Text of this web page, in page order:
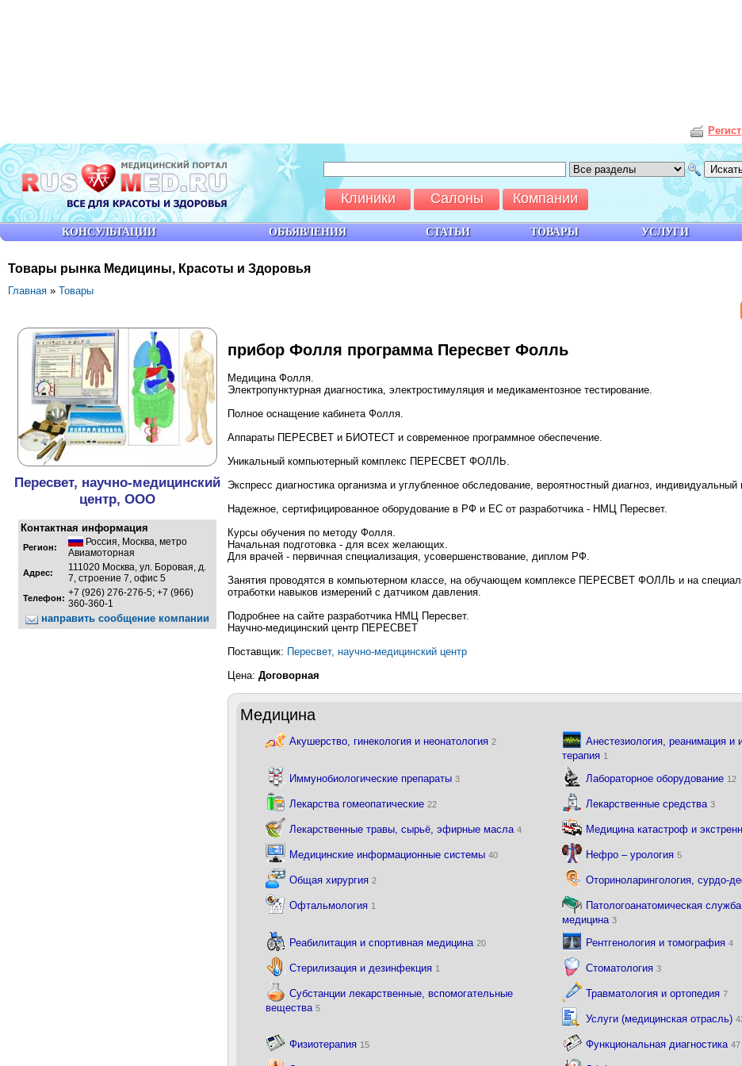
Товары рынка Медицины, Красоты и Здоровья
Главная » Товары
Пересвет, научно-медицинский
центр, ООО
Контактная информация
Регион: Россия, Москва, метро
Авиамоторная
Адрес:
111020 Москва, ул. Боровая, д.
7, строение 7, офис 5
Телефон: +7 (926) 276-276-5; +7 (966)
360-360-1
направить сообщение компании
прибор Фолля программа Пересвет Фолль
Медицина Фолля.
Электропунктурная диагностика, электростимуляция и медикаментозное тестирование.
Полное оснащение кабинета Фолля.
Аппараты ПЕРЕСВЕТ и БИОТЕСТ и современное программное обеспечение.
Уникальный компьютерный комплекс ПЕРЕСВЕТ ФОЛЛЬ.
Экспресс диагностика организма и углубленное обследование, вероятностный диагноз, индивидуальный
Надежное, сертифицированное оборудование в РФ и ЕС от разработчика - НМЦ Пересвет.
Курсы обучения по методу Фолля.
Начальная подготовка - для всех желающих.
Для врачей - первичная специализация, усовершенствование, диплом РФ.
Занятия проводятся в компьютерном классе, на обучающем комплексе ПЕРЕСВЕТ ФОЛЛЬ и на
отработки навыков измерений с датчиком давления.
Подробнее на сайте разработчика НМЦ Пересвет.
Научно-медицинский центр ПЕРЕСВЕТ
Поставщик: Пересвет, научно-медицинский центр
Цена: Договорная
Медицина
Акушерство, гинекология и неонатология 2
Анестезиология, реанимация и
терапия 1
Иммунобиологические препараты 3 Лабораторное оборудование 12
Лекарства гомеопатические 22 Лекарственные средства3
Лекарственные травы, сырьё, эфирные масла 4 Медицина катастроф и
Медицинские информационные системы 40 Нефро – урология5
Общая хирургия 2 Оториноларингология, сурдо-
Офтальмология 1
Патологоанатомическая
медицина3
Реабилитация и спортивная медицина 20 Рентгенология и томография4
Стерилизация и дезинфекция 1 Стоматология3
Субстанции лекарственные, вспомогательные
вещества 5
Травматология и ортопедия7
Услуги (медицинская отрасль)
Физиотерапия 15 Функциональная диагностика47
КОНСУЛЬТАЦИИ ОБЪЯВЛЕНИЯ СТАТЬИ ТОВАРЫ УСЛУГИ
Клиники Салоны Компании